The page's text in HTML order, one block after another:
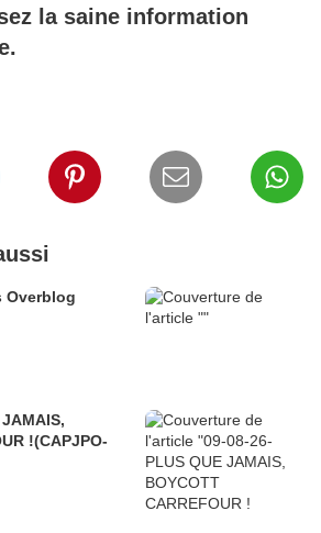
la saine information
Article publié depuis Overblog
!(CAPJPO-